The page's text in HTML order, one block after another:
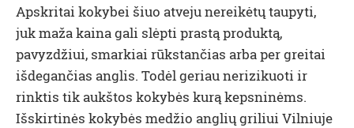
Apskritai kokybei šiuo atveju nereikėtų taupyti,
juk maža kaina gali slėpti prastą produktą,
pavyzdžiui, smarkiai rūkstančias arba per greitai
išdegančias anglis. Todėl geriau nerizikuoti ir
rinktis tik aukštos kokybės kurą kepsninėms.
Išskirtinės kokybės medžio anglių griliui Vilniuje